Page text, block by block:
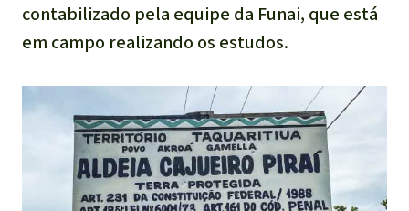
contabilizado pela equipe da Funai, que está
em campo realizando os estudos.